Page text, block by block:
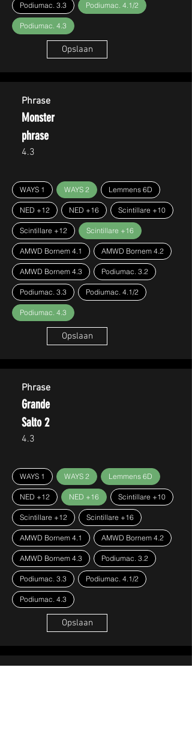
Podiumac. 3.3 Podiumac. 4.1/2
Podiumac. 4.3
Opslaan
Phrase
Monster
phrase
4.3
WAYS 1 WAYS 2 Lemmens 6D
NED +12 NED +16 Scintillare +10
Scintillare +12 Scintillare +16
AMWD Bornem 4.1 AMWD Bornem 4.2
AMWD Bornem 4.3 Podiumac. 3.2
Podiumac. 3.3 Podiumac. 4.1/2
Podiumac. 4.3
Opslaan
Phrase
Grande
Salto 2
4.3
WAYS 1 WAYS 2 Lemmens 6D
NED +12 NED +16 Scintillare +10
Scintillare +12 Scintillare +16
AMWD Bornem 4.1 AMWD Bornem 4.2
AMWD Bornem 4.3 Podiumac. 3.2
Podiumac. 3.3 Podiumac. 4.1/2
Podiumac. 4.3
Opslaan